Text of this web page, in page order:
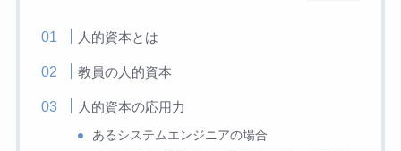
人的資本とは
教員の人的資本
人的資本の応用力
あるシステムエンジニアの場合